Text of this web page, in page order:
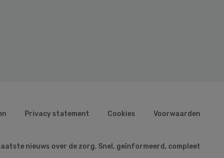
Privacy statement Cookies Voorwaarden
nieuws over de zorg. Snel, geïnformeerd, compleet